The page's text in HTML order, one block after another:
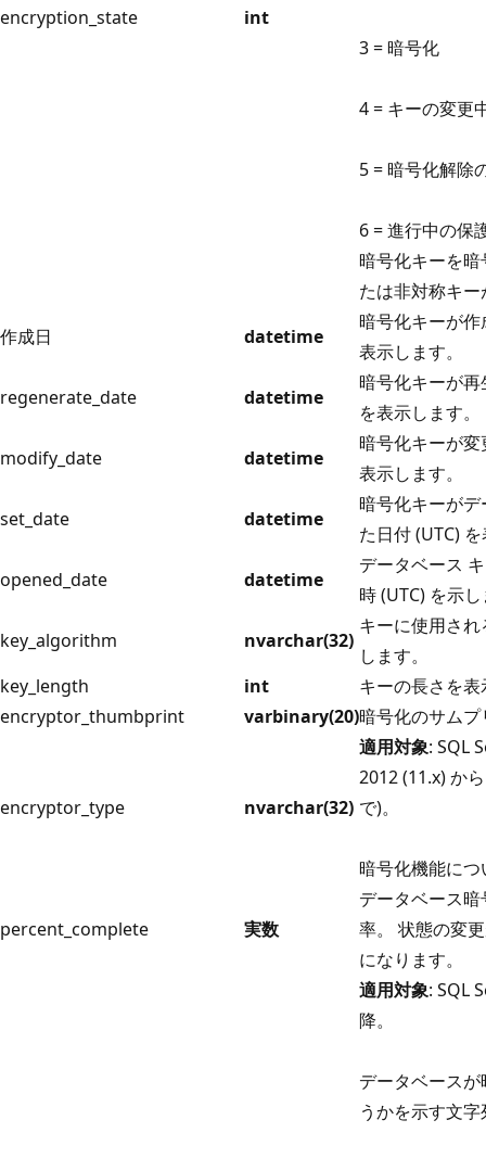
encryption_state int
3 = 暗号化
4 = キーの変更
5 = 暗号化解除
6 = 進行中の保
暗号化キーを
たは非対称キ
作成日
datetime
暗号化キーが作
表示します。
regenerate_date
datetime
暗号化キーが再
を表示します。
modify_date
datetime
暗号化キーが変
表示します。
set_date
datetime
暗号化キーが
た日付 (UTC)
opened_date
datetime
データベース
時 (UTC) を示
key_algorithm
nvarchar(32)
キーに使用さ
します。
key_length
int
キーの長さを
encryptor_thumbprint
varbinary(20)暗号化のサム
encryptor_type nvarchar(32)
適用対象: SQL
2012 (11.x) か
で)。
暗号化機能に
percent_complete 実数
データベース
率。 状態の変
になります。
適用対象: SQL
降。
データベース
うかを示す文字